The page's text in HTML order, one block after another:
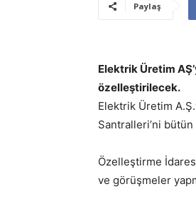
Paylaş
Elektrik Üretim
özelleştirilecek.
Elektrik Üretim
Santralleri’ni
Özelleştirme
ve görüşmeler